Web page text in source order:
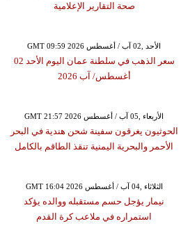
صحة التقارير الإعلامية
GMT 09:59 2026 الأحد ,02 آب / أغسطس
سعر الذهب في سلطنة عمان اليوم الأحد 02
أغسطس/ آب 2026
GMT 21:57 2026 الأربعاء ,05 آب / أغسطس
الحوثيون يغرقون سفينة شحن هندية في البحر
الأحمر والبحرية اليمنية تنقذ الطاقم بالكامل
GMT 16:04 2026 الثلاثاء ,04 آب / أغسطس
نيمار يؤجل حسم مستقبله ووالده يؤكد
استمراره في ملاعب كرة القدم